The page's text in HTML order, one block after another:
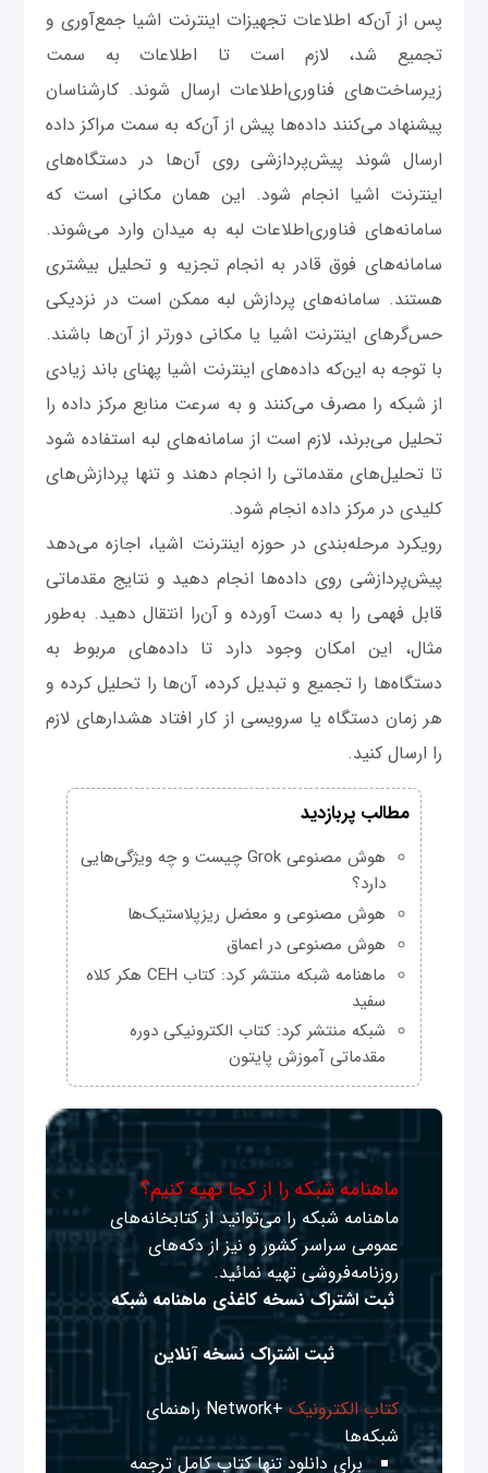
‌پس از آن‌که اطلاعات تجهیزات اینترنت اشیا جمع‌آوری و
تجمیع شد، لازم است تا اطلاعات به سمت
زیرساخت‌های فناوری‌اطلاعات ارسال شوند. کارشناسان
پیشنهاد می‌کنند داده‌ها پیش از آن‌که به سمت مراکز داده
ارسال شوند پیش‌پردازشی روی آن‌ها در دستگاه‌های
اینترنت اشیا انجام شود. این همان مکانی است که
سامانه‌های فناوری‌اطلاعات لبه به میدان وارد می‌شوند.
سامانه‌های فوق قادر به انجام تجزیه و تحلیل بیشتری
هستند. سامانه‌های پردازش لبه ممکن است در نزدیکی
حس‌گرهای اینترنت اشیا یا مکانی دورتر از آن‌ها باشند.
با توجه به این‌که داده‌های اینترنت اشیا پهنای باند زیادی
از شبکه را مصرف می‌کنند و به سرعت منابع مرکز داده را
تحلیل می‌برند، لازم است از سامانه‌های لبه استفاده شود
تا تحلیل‌های مقدماتی را انجام دهند و تنها پردازش‌های
کلیدی در مرکز داده انجام شود.
رویکرد مرحله‌بندی در حوزه اینترنت اشیا، اجازه می‌دهد
پیش‌پردازشی روی داده‌ها انجام دهید و نتایج مقدماتی
قابل فهمی را به دست آورده و آن‌را انتقال دهید. به‌طور
مثال، این‌ امکان وجود دارد تا داده‌های مربوط به
دستگاه‌ها را تجمیع و تبدیل کرده، آن‌ها را تحلیل کرده و
هر زمان دستگاه یا سرویسی از کار افتاد هشدارهای لازم
را ارسال کنید.
مطالب پربازدید
هوش مصنوعی Grok چیست و چه ویژگی‌هایی
دارد؟
هوش مصنوعی و معضل ریزپلاستیک‌ها
هوش مصنوعی در اعماق
ماهنامه شبکه منتشر کرد: کتاب CEH هکر کلاه
سفید
شبکه منتشر کرد: کتاب الکترونیکی دوره
مقدماتی آموزش پایتون
ماهنامه شبکه را از کجا تهیه کنیم؟
ماهنامه شبکه را می‌توانید از کتابخانه‌های
عمومی سراسر کشور و نیز از دکه‌های
روزنامه‌فروشی تهیه نمائید.
ثبت اشتراک نسخه کاغذی ماهنامه شبکه
ثبت اشتراک نسخه آنلاین
کتاب الکترونیک
+Network راهنمای
شبکه‌ها
برای دانلود تنها کتاب کامل ترجمه